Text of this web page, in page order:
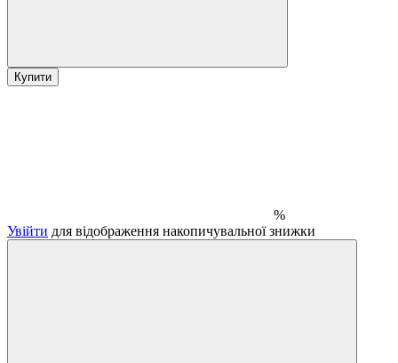
Купити
%
Увійти для відображення накопичувальної знижки